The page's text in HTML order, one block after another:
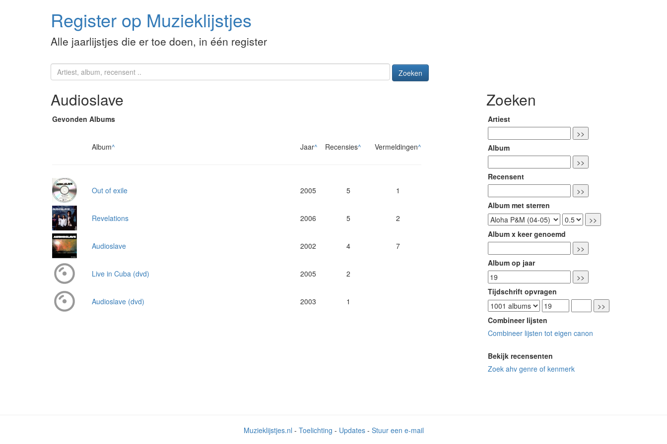
Register op Muzieklijstjes
Alle jaarlijstjes die er toe doen, in één register
Zoeken
Audioslave
Gevonden Albums
Album^ Jaar^ Recensies^ Vermeldingen^
Out of exile 2005 5 1
Revelations 2006 5 2
Audioslave 2002 4 7
Live in Cuba (dvd) 2005 2
Audioslave (dvd) 2003 1
Zoeken
Artiest
Album
Recensent
Album met sterren
Album x keer genoemd
Album op jaar
Tijdschrift opvragen
Combineer lijsten
Combineer lijsten tot eigen canon
Bekijk recensenten
Zoek ahv genre of kenmerk
Muzieklijstjes.nl - Toelichting - Updates- Stuur een e-mail